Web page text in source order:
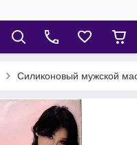
Силиконовый мужской